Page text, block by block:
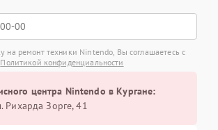
на ремонт техники Nintendo, Вы соглашаетесь с
Политикой конфиденциальности
центра Nintendo в Кургане:
Рихарда Зорге, 41